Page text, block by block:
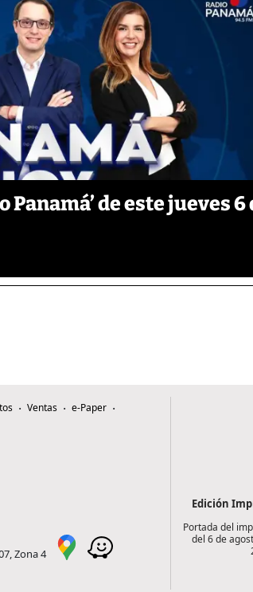
Panamá’ de este jueves 6
Ventas
e-Paper
Zona 4
Edición
Portada del
del 6 de